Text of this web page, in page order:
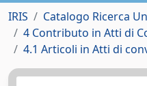
IRIS
Catalogo Ricerca
4 Contributo in Atti di
4.1 Articoli in Atti di